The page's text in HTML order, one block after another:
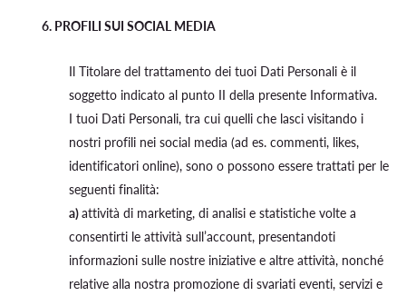
6. PROFILI SUI SOCIAL MEDIA
Il Titolare del trattamento dei tuoi Dati Personali è il
soggetto indicato al punto II della presente Informativa.
I tuoi Dati Personali, tra cui quelli che lasci visitando i
nostri profili nei social media (ad es. commenti, likes,
identificatori online), sono o possono essere trattati per le
seguenti finalità:
a)attività di marketing, di analisi e statistiche volte a
consentirti le attività sull’account, presentandoti
informazioni sulle nostre iniziative e altre attività, nonché
relative alla nostra promozione di svariati eventi, servizi e